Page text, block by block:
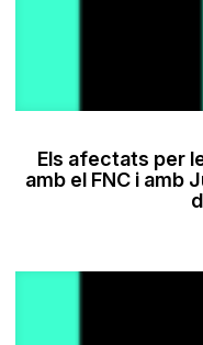
Els afectats per
amb el FNC i amb